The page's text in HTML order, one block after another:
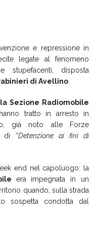
e repressione in
legate al fenomeno
stupefacenti, disposta
di Avellino
Sezione Radiomobile
tratto in arresto in
già noto alle Forze
di “Detenzione ai fini di
end nel capoluogo: la
era impegnata in un
quando, sulla strada
sospetta condotta dal